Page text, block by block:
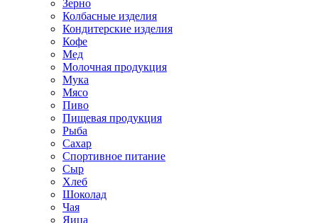
Зерно
Колбасные изделия
Кондитерские изделия
Кофе
Мед
Молочная продукция
Мука
Мясо
Пиво
Пищевая продукция
Рыба
Сахар
Спортивное питание
Сыр
Хлеб
Шоколад
Чая
Яица